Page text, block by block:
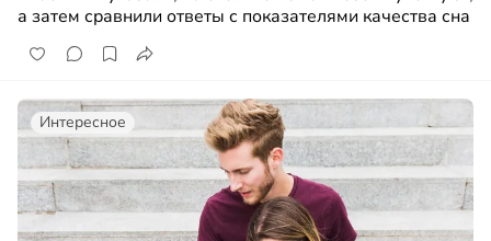
а затем сравнили ответы с показателями качества сна
Интересное